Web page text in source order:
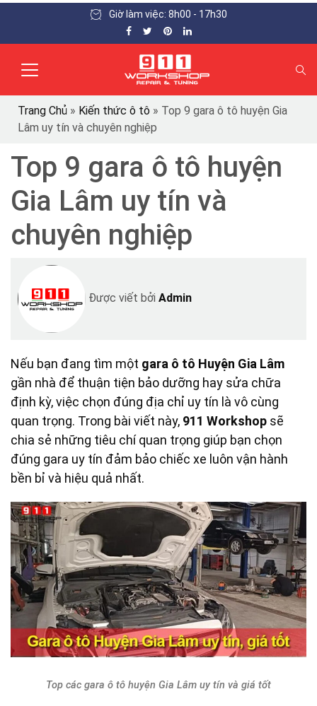
Giờ làm việc: 8h00 - 17h30
Trang Chủ » Kiến thức ô tô » Top 9 gara ô tô huyện Gia
Lâm uy tín và chuyên nghiệp
Top 9 gara ô tô huyện
Gia Lâm uy tín và
chuyên nghiệp
Được viết bởi Admin
Nếu bạn đang tìm một gara ô tô Huyện Gia Lâm
gần nhà để thuận tiện bảo dưỡng hay sửa chữa
định kỳ, việc chọn đúng địa chỉ uy tín là vô cùng
quan trọng. Trong bài viết này, 911 Workshop sẽ
chia sẻ những tiêu chí quan trọng giúp bạn chọn
đúng gara uy tín đảm bảo chiếc xe luôn vận hành
bền bỉ và hiệu quả nhất.
Top các gara ô tô huyện Gia Lâm uy tín và giá tốt